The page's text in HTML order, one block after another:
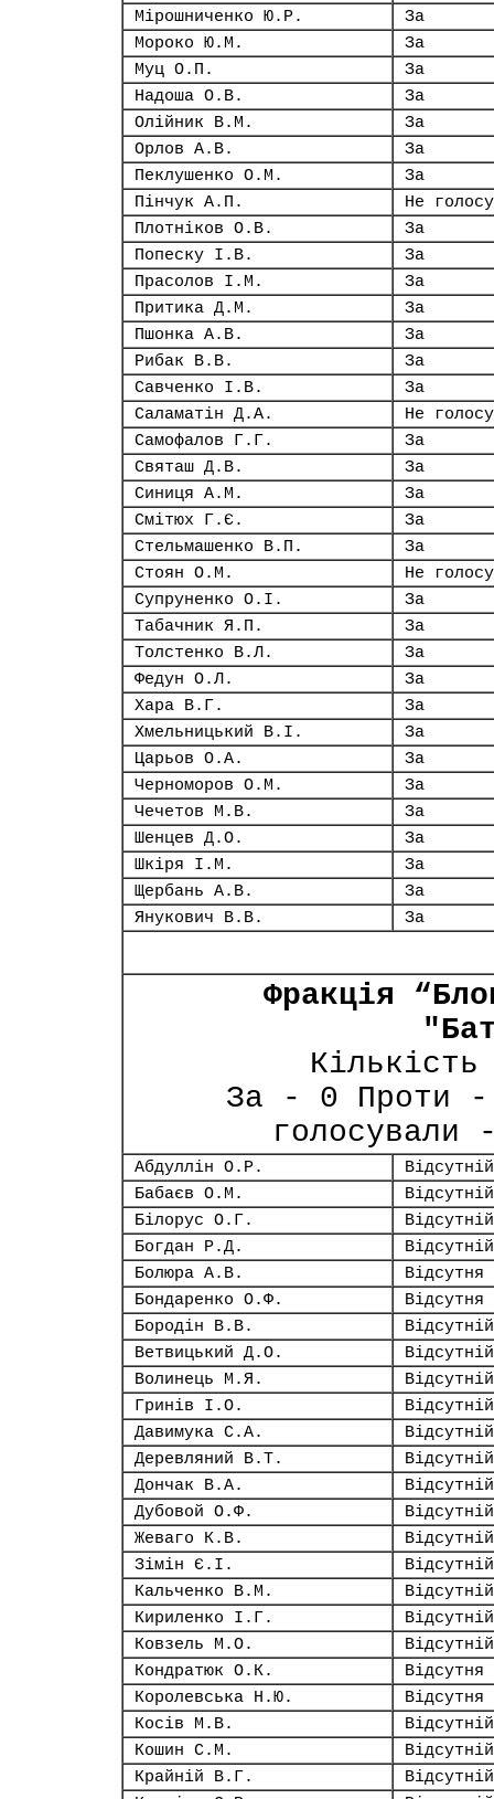
Мірошниченко Ю.Р.
За
Мороко Ю.М.
За
Муц О.П.
За
Надоша О.В.
За
Олійник В.М.
За
Орлов А.В.
За
Пеклушенко О.М.
За
Пінчук А.П.
Не
Плотніков О.В.
За
Попеску І.В.
За
Прасолов І.М.
За
Притика Д.М.
За
Пшонка А.В.
За
Рибак В.В.
За
Савченко І.В.
За
Саламатін Д.А.
Не
Самофалов Г.Г.
За
Святаш Д.В.
За
Синиця А.М.
За
Смітюх Г.Є.
За
Стельмашенко В.П.
За
Стоян О.М.
Не
Супруненко О.І.
За
Табачник Я.П.
За
Толстенко В.Л.
За
Федун О.Л.
За
Хара В.Г.
За
Хмельницький В.І.
За
Царьов О.А.
За
Черноморов О.М.
За
Чечетов М.В.
За
Шенцев Д.О.
За
Шкіря І.М.
За
Щербань А.В.
За
Янукович В.В.
За
Фракція
За - 0 Проти -
Абдуллін О.Р.
Відсутній
Бабаєв О.М.
Відсутній
Білорус О.Г.
Відсутній
Богдан Р.Д.
Відсутній
Болюра А.В.
Відсутня
Бондаренко О.Ф.
Відсутня
Бородін В.В.
Відсутній
Ветвицький Д.О.
Відсутній
Волинець М.Я.
Відсутній
Гринів І.О.
Відсутній
Давимука С.А.
Відсутній
Деревляний В.Т.
Відсутній
Дончак В.А.
Відсутній
Дубовой О.Ф.
Відсутній
Жеваго К.В.
Відсутній
Зімін Є.І.
Відсутній
Кальченко В.М.
Відсутній
Кириленко І.Г.
Відсутній
Ковзель М.О.
Відсутній
Кондратюк О.К.
Відсутня
Королевська Н.Ю.
Відсутня
Косів М.В.
Відсутній
Кошин С.М.
Відсутній
Крайній В.Г.
Відсутній